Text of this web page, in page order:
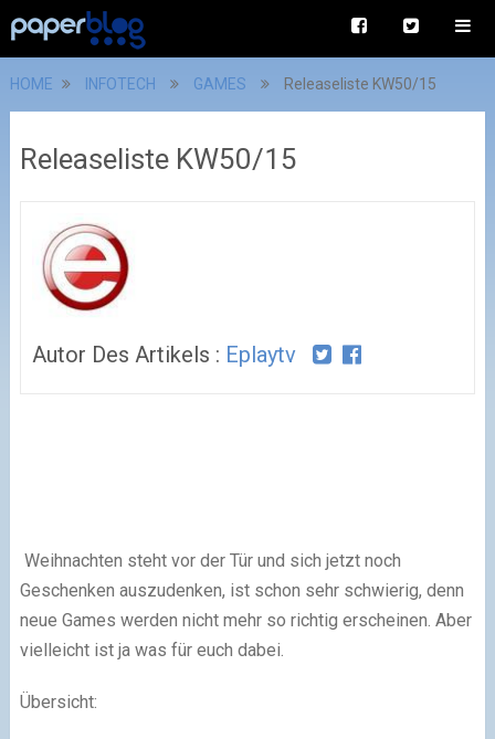
HOME INFOTECH GAMES Releaseliste KW50/15
Releaseliste KW50/15
Autor Des Artikels : Eplaytv
Weihnachten steht vor der Tür und sich jetzt noch
Geschenken auszudenken, ist schon sehr schwierig, denn
neue Games werden nicht mehr so richtig erscheinen. Aber
vielleicht ist ja was für euch dabei.
Übersicht: